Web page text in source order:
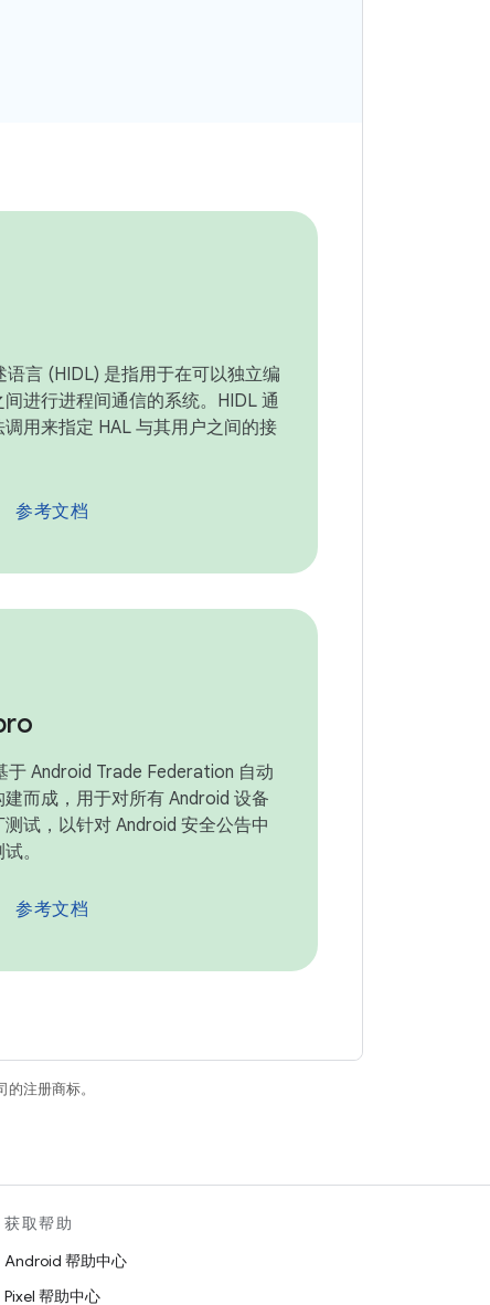
语言 (HIDL) 是指用于在可以独立编
进行进程间通信的系统。HIDL 通
用来指定 HAL 与其用户之间的接
参考文档
于 Android Trade Federation 自动
而成，用于对所有 Android 设备
试，以针对 Android 安全公告中
。
参考文档
注册商标。
获取帮助
Android 帮助中心
Pixel 帮助中心